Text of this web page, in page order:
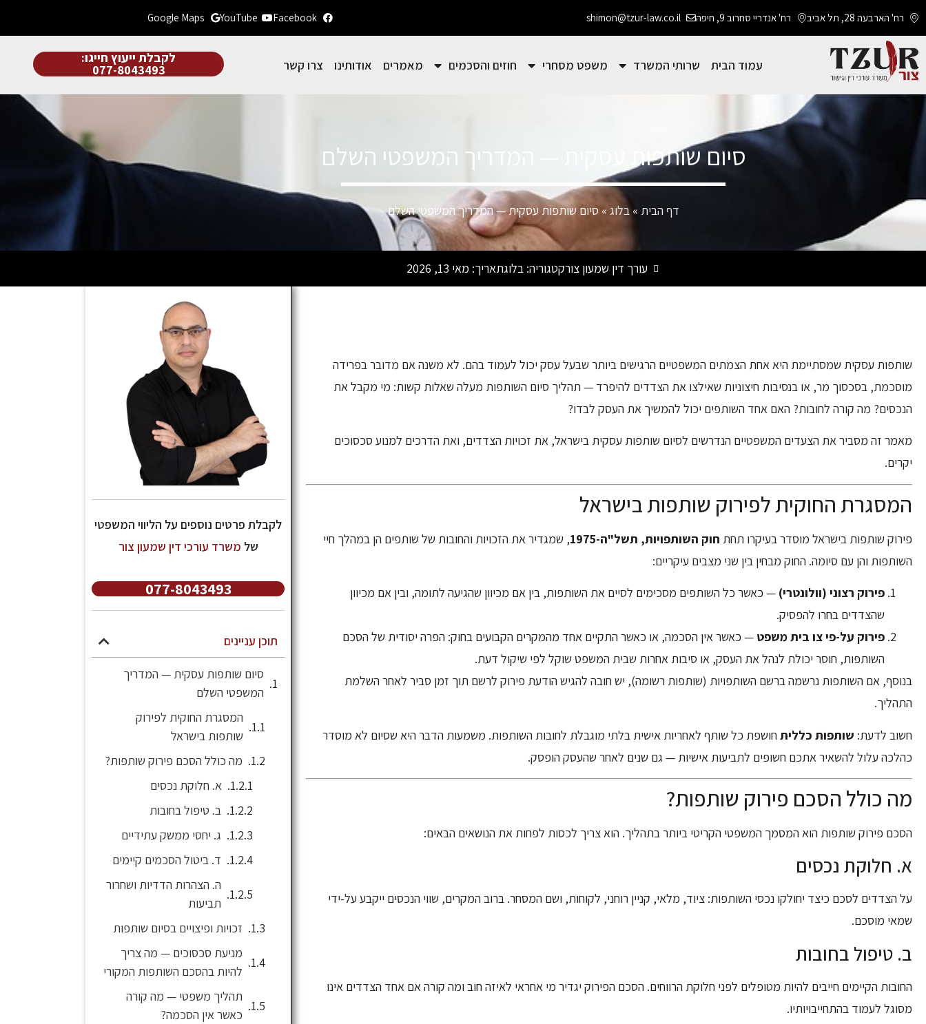
רח' הארבעה 28, תל אביב רח' אנדריי סחרוב 9, חיפה shimon@tzur-law.co.il
Facebook
YouTube
Google Maps
עמוד הבית שרותי המשרד משפט מסחרי חוזים והסכמים מאמרים אודותינו צרו קשר לקבלת ייעוץ חייגו:
077-8043493
סיום שותפות עסקית — המדריך המשפטי השלם
דף הבית »בלוג » סיום שותפות עסקית — המדריך המשפטי השלם
עורך דין שמעון צורקטגוריה:בלוגתאריך: מאי 13, 2026
שותפות עסקית שמסתיימת היא אחת הצמתים המשפטיים הרגישים ביותר שבעל עסק יכול לעמוד בהם. לא משנה אם מדובר בפרידה
מוסכמת, בסכסוך מר, או בנסיבות חיצוניות שאילצו את הצדדים להיפרד — תהליך סיום השותפות מעלה שאלות קשות: מי מקבל את
הנכסים? מה קורה לחובות? האם אחד השותפים יכול להמשיך את העסק לבדו?
מאמר זה מסביר את הצעדים המשפטיים הנדרשים לסיום שותפות עסקית בישראל, את זכויות הצדדים, ואת הדרכים למנוע סכסוכים
יקרים.
המסגרת החוקית לפירוק שותפות בישראל
פירוק שותפות בישראל מוסדר בעיקרו תחת חוק השותפויות, תשל"ה-1975
, שמגדיר את הזכויות והחובות של שותפים הן במהלך חיי
השותפות והן עם סיומה. החוק מבחין בין שני מצבים עיקריים:
פירוק רצוני (וולונטרי) — כאשר כל השותפים מסכימים לסיים את השותפות, בין אם מכיוון שהגיעה לתומה, ובין אם מכיוון
שהצדדים בחרו להפסיק.
פירוק על-פי צו בית משפט — כאשר אין הסכמה, או כאשר התקיים אחד מהמקרים הקבועים בחוק: הפרה יסודית של הסכם
השותפות, חוסר יכולת לנהל את העסק, או סיבות אחרות שבית המשפט שוקל לפי שיקול דעת.
בנוסף, אם השותפות נרשמה ברשם השותפויות (שותפות רשומה), יש חובה להגיש הודעת פירוק לרשם תוך זמן סביר לאחר השלמת
התהליך.
חשוב לדעת: שותפות כללית חושפת כל שותף לאחריות אישית בלתי מוגבלת לחובות השותפות. משמעות הדבר היא שסיום לא מוסדר
כהלכה עלול להשאיר אתכם חשופים לתביעות אישיות — גם שנים לאחר שהעסק הופסק.
מה כולל הסכם פירוק שותפות?
הסכם פירוק שותפות הוא המסמך המשפטי הקריטי ביותר בתהליך. הוא צריך לכסות לפחות את הנושאים הבאים:
א. חלוקת נכסים
על הצדדים לסכם כיצד יחולקו נכסי השותפות: ציוד, מלאי, קניין רוחני, לקוחות, ושם המסחר. ברוב המקרים, שווי הנכסים ייקבע על-ידי
שמאי מוסכם.
ב. טיפול בחובות
החובות הקיימים חייבים להיות מטופלים לפני חלוקת הרווחים. הסכם הפירוק יגדיר מי אחראי לאיזה חוב ומה קורה אם אחד הצדדים אינו
מסוגל לעמוד בהתחייבויותיו.
לקבלת פרטים נוספים על הליווי המשפטי
של משרד עורכי דין שמעון צור
077-8043493
תוכן עניינים
סיום שותפות עסקית — המדריך
המשפטי השלם
המסגרת החוקית לפירוק
שותפות בישראל
מה כולל הסכם פירוק שותפות?
א. חלוקת נכסים
ב. טיפול בחובות
ג. יחסי ממשק עתידיים
ד. ביטול הסכמים קיימים
ה. הצהרות הדדיות ושחרור
תביעות
זכויות ופיצויים בסיום שותפות
מניעת סכסוכים — מה צריך
להיות בהסכם השותפות המקורי
תהליך משפטי — מה קורה
כאשר אין הסכמה?